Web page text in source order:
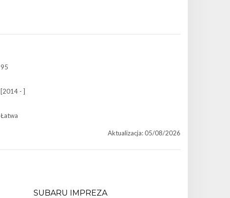
95
[2014 - ]
Łatwa
Aktualizacja: 05/08/2026
SUBARU IMPREZA